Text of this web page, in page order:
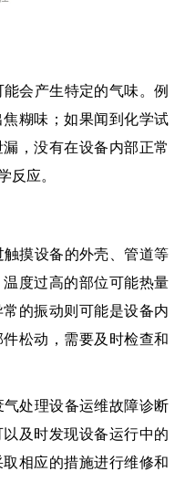
会产生特定的气味。例
糊味；如果闻到化学试
，没有在设备内部正常
反应。
摸设备的外壳、管道等
度过高的部位可能热量
的振动则可能是设备内
松动，需要及时检查和
处理设备运维故障诊断
及时发现设备运行中的
相应的措施进行维修和